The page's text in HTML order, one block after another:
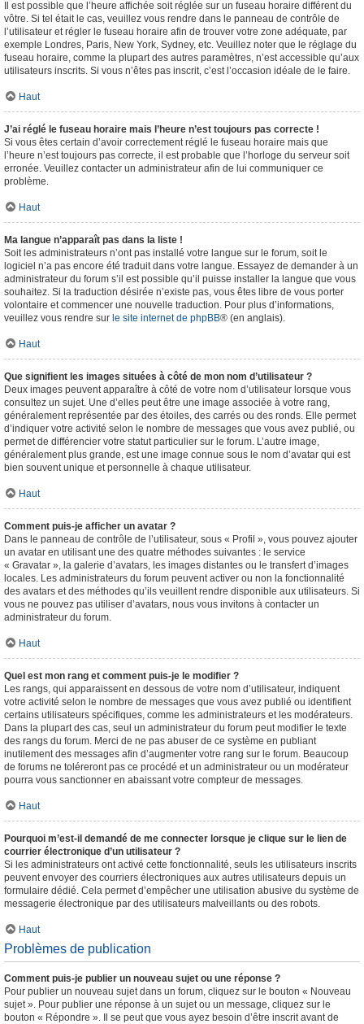
Il est possible que l’heure affichée soit réglée sur un fuseau horaire différent du
vôtre. Si tel était le cas, veuillez vous rendre dans le panneau de contrôle de
l’utilisateur et régler le fuseau horaire afin de trouver votre zone adéquate, par
exemple Londres, Paris, New York, Sydney, etc. Veuillez noter que le réglage du
fuseau horaire, comme la plupart des autres paramètres, n’est accessible qu’aux
utilisateurs inscrits. Si vous n’êtes pas inscrit, c’est l’occasion idéale de le faire.
Haut
J’ai réglé le fuseau horaire mais l’heure n’est toujours pas correcte !
Si vous êtes certain d’avoir correctement réglé le fuseau horaire mais que
l’heure n’est toujours pas correcte, il est probable que l’horloge du serveur soit
erronée. Veuillez contacter un administrateur afin de lui communiquer ce
problème.
Haut
Ma langue n’apparaît pas dans la liste !
Soit les administrateurs n’ont pas installé votre langue sur le forum, soit le
logiciel n’a pas encore été traduit dans votre langue. Essayez de demander à un
administrateur du forum s’il est possible qu’il puisse installer la langue que vous
souhaitez. Si la traduction désirée n’existe pas, vous êtes libre de vous porter
volontaire et commencer une nouvelle traduction. Pour plus d’informations,
veuillez vous rendre sur le site internet de phpBB® (en anglais).
Haut
Que signifient les images situées à côté de mon nom d’utilisateur ?
Deux images peuvent apparaître à côté de votre nom d’utilisateur lorsque vous
consultez un sujet. Une d’elles peut être une image associée à votre rang,
généralement représentée par des étoiles, des carrés ou des ronds. Elle permet
d’indiquer votre activité selon le nombre de messages que vous avez publié, ou
permet de différencier votre statut particulier sur le forum. L’autre image,
généralement plus grande, est une image connue sous le nom d’avatar qui est
bien souvent unique et personnelle à chaque utilisateur.
Haut
Comment puis-je afficher un avatar ?
Dans le panneau de contrôle de l’utilisateur, sous « Profil », vous pouvez ajouter
un avatar en utilisant une des quatre méthodes suivantes : le service
« Gravatar », la galerie d’avatars, les images distantes ou le transfert d’images
locales. Les administrateurs du forum peuvent activer ou non la fonctionnalité
des avatars et des méthodes qu’ils veuillent rendre disponible aux utilisateurs. Si
vous ne pouvez pas utiliser d’avatars, nous vous invitons à contacter un
administrateur du forum.
Haut
Quel est mon rang et comment puis-je le modifier ?
Les rangs, qui apparaissent en dessous de votre nom d’utilisateur, indiquent
votre activité selon le nombre de messages que vous avez publié ou identifient
certains utilisateurs spécifiques, comme les administrateurs et les modérateurs.
Dans la plupart des cas, seul un administrateur du forum peut modifier le texte
des rangs du forum. Merci de ne pas abuser de ce système en publiant
inutilement des messages afin d’augmenter votre rang sur le forum. Beaucoup
de forums ne toléreront pas ce procédé et un administrateur ou un modérateur
pourra vous sanctionner en abaissant votre compteur de messages.
Haut
Pourquoi m’est-il demandé de me connecter lorsque je clique sur le lien de
courrier électronique d’un utilisateur ?
Si les administrateurs ont activé cette fonctionnalité, seuls les utilisateurs inscrits
peuvent envoyer des courriers électroniques aux autres utilisateurs depuis un
formulaire dédié. Cela permet d’empêcher une utilisation abusive du système de
messagerie électronique par des utilisateurs malveillants ou des robots.
Haut
Problèmes de publication
Comment puis-je publier un nouveau sujet ou une réponse ?
Pour publier un nouveau sujet dans un forum, cliquez sur le bouton « Nouveau
sujet ». Pour publier une réponse à un sujet ou un message, cliquez sur le
bouton « Répondre ». Il se peut que vous ayez besoin d’être inscrit avant de